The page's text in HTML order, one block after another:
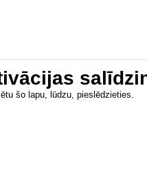
šo lapu, lūdzu, pieslēdzieties.